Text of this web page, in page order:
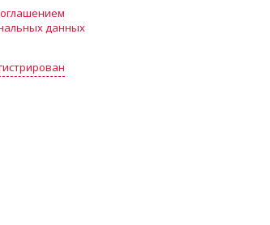
данных